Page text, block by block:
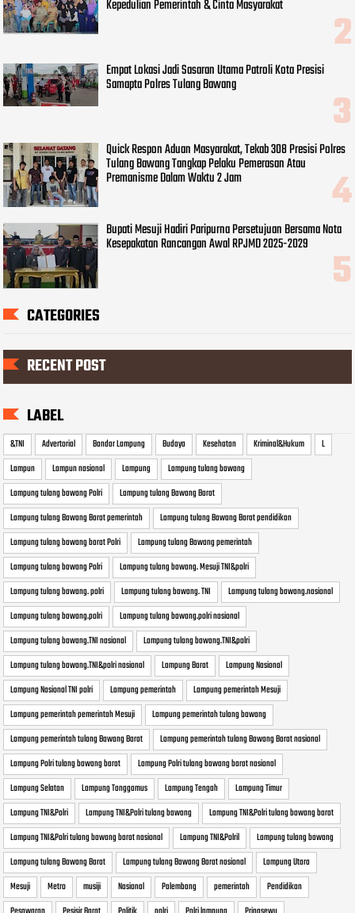
Kepedulian Pemerintah & Cinta Masyarakat
Empat Lokasi Jadi Sasaran Utama Patroli Kota Presisi
Samapta Polres Tulang Bawang
Quick Respon Aduan Masyarakat, Tekab 308 Presisi Polres
Tulang Bawang Tangkap Pelaku Pemerasan Atau
Premanisme Dalam Waktu 2 Jam
Bupati Mesuji Hadiri Paripurna Persetujuan Bersama Nota
Kesepakatan Rancangan Awal RPJMD 2025-2029
CATEGORIES
RECENT POST
LABEL
&TNI Advertorial Bandar Lampung Budaya Kesehatan Kriminal&Hukum
L
Lampun
Lampun nasional Lampung
Lampung tulang bawang
Lampung tulang bawang Polri
Lampung tulang Bawang Barat
Lampung tulang Bawang Barat pemerintah
Lampung tulang Bawang Barat pendidikan
Lampung tulang bawang barat Polri
Lampung tulang Bawang pemerintah
Lampung tulang bawang Polri
Lampung tulang bawang. Mesuji TNI&polri
Lampung tulang bawang. polri
Lampung tulang bawang. TNI
Lampung tulang bawang.nasional
Lampung tulang bawang.polri
Lampung tulang bawang.polri nasional
Lampung tulang bawang.TNI nasional
Lampung tulang bawang.TNI&polri
Lampung tulang bawang.TNI&polri nasional
Lampung Barat
Lampung Nasional
Lampung Nasional TNI polri
Lampung pemerintah
Lampung pemerintah Mesuji
Lampung pemerintah pemerintah Mesuji
Lampung pemerintah tulang bawang
Lampung pemerintah tulang Bawang Barat
Lampung pemerintah tulang Bawang Barat nasional
Lampung Polri tulang bawang barat
Lampung Polri tulang bawang barat nasional
Lampung Selatan
Lampung Tanggamus Lampung Tengah
Lampung Timur
Lampung TNI&Polri
Lampung TNI&Polri tulang bawang
Lampung TNI&Polri tulang bawang barat
Lampung TNI&Polri tulang bawang barat nasional
Lampung TNI&Polril
Lampung tulang bawang
Lampung tulang Bawang Barat
Lampung tulang Bawang Barat nasional
Lampung Utara
Mesuji
Metro musiji Nasional Palembang pemerintah
Pendidikan